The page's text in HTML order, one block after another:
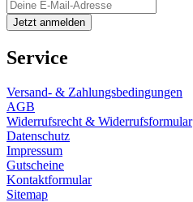
Service
Versand- & Zahlungsbedingungen
AGB
Widerrufsrecht & Widerrufsformular
Datenschutz
Impressum
Gutscheine
Kontaktformular
Sitemap